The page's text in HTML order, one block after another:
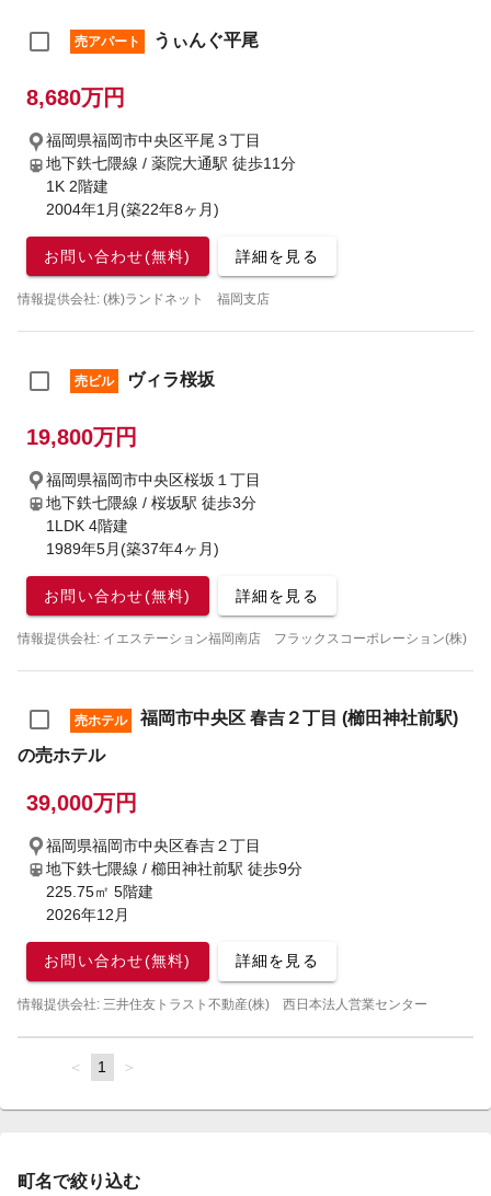
売アパート うぃんぐ平尾
8,680万円
福岡県福岡市中央区平尾３丁目
地下鉄七隈線 / 薬院大通駅 徒歩11分
1K 2階建
2004年1月(築22年8ヶ月)
お問い合わせ(無料) 詳細を見る
情報提供会社: (株)ランドネット 福岡支店
売ビル ヴィラ桜坂
19,800万円
福岡県福岡市中央区桜坂１丁目
地下鉄七隈線 / 桜坂駅 徒歩3分
1LDK 4階建
1989年5月(築37年4ヶ月)
お問い合わせ(無料) 詳細を見る
情報提供会社: イエステーション福岡南店 フラックスコーポレーション(株)
売ホテル
福岡市中央区 春吉２丁目 (櫛田神社前駅)
の売ホテル
39,000万円
福岡県福岡市中央区春吉２丁目
地下鉄七隈線 / 櫛田神社前駅 徒歩9分
225.75㎡ 5階建
2026年12月
お問い合わせ(無料) 詳細を見る
情報提供会社: 三井住友トラスト不動産(株) 西日本法人営業センター
page
You're
page
1 page
町名で絞り込む